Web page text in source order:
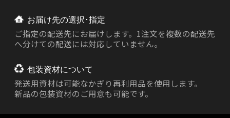
お届け先の選択･指定
ご指定の配送先にお届けします。1注文を複数の配送先
へ分けての配送には対応していません。
包装資材について
発送用資材は可能なかぎり再利用品を使用します。
新品の包装資材のご用意も可能です。